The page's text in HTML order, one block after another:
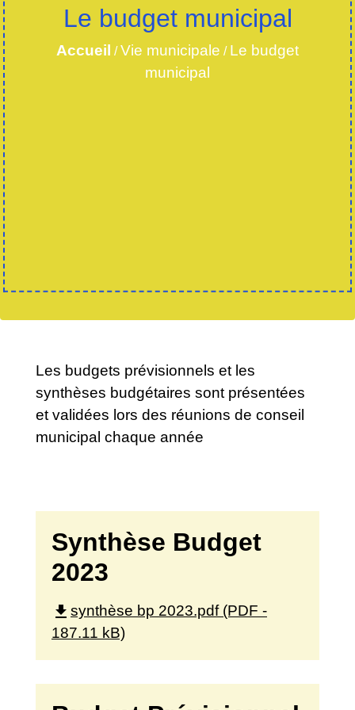
Le budget municipal
Accueil /Vie municipale / Le budget
municipal
Les budgets prévisionnels et les
synthèses budgétaires sont présentées
et validées lors des réunions de conseil
municipal chaque année
Synthèse Budget
2023
file_download synthèse bp 2023.pdf (PDF -
187.11 kB)